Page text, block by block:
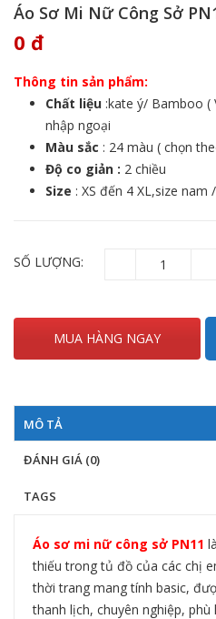
Áo Sơ Mi Nữ Công Sở
0 đ
Thông tin sản phẩm:
Chất liệu :kate ý/ Bamboo (
nhập ngoại
Màu sắc : 24 màu ( chọn
Độ co giản : 2 chiều
Size : XS đến 4 XL,size nam
SỐ LƯỢNG:
MUA HÀNG NGAY
MÔ TẢ
ĐÁNH GIÁ (0)
TAGS
Áo sơ mi nữ công sở PN11
thiếu trong tủ đồ của các chị
thời trang mang tính basic,
thanh lịch, chuyên nghiệp,